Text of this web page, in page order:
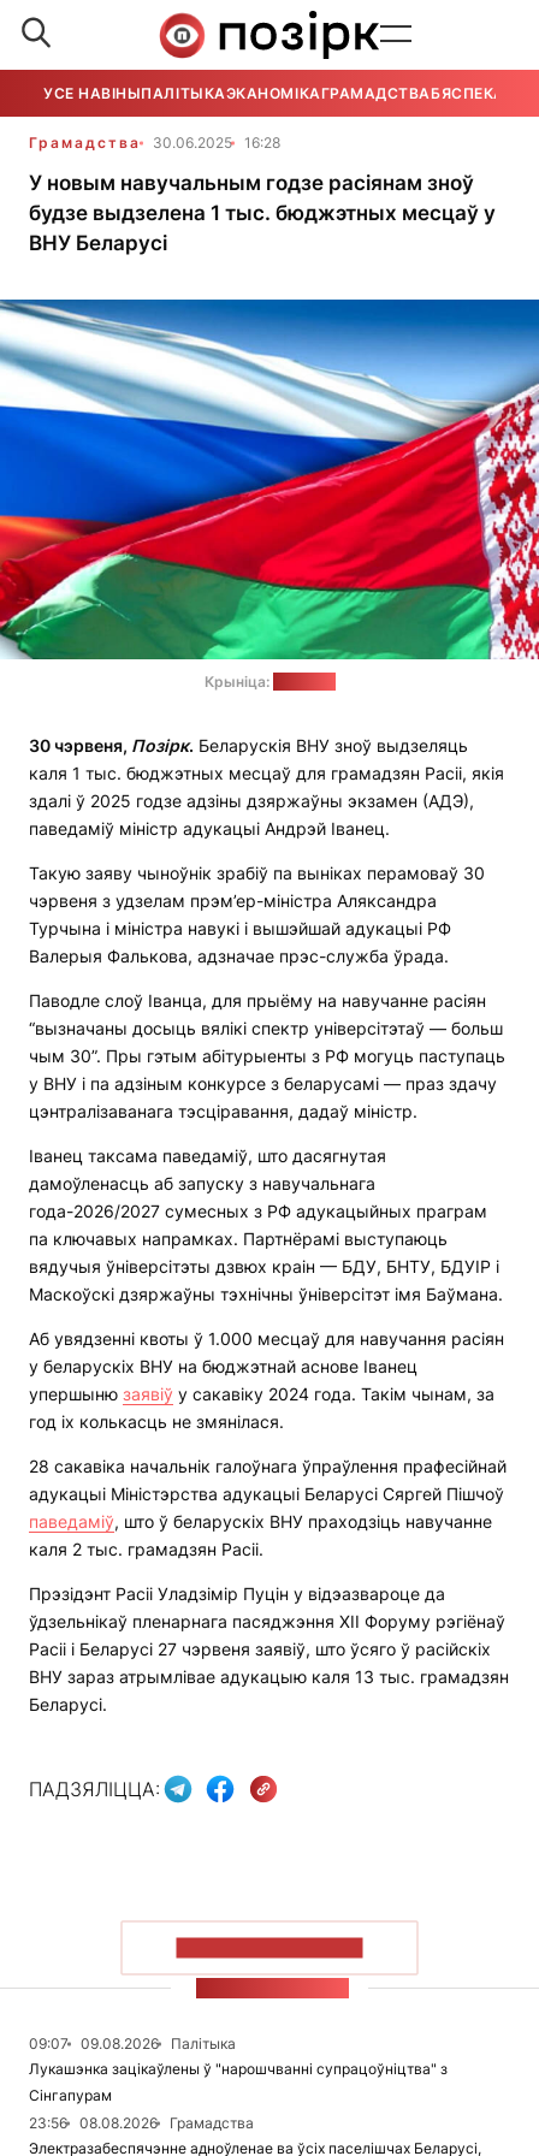
УСЕ НАВІНЫПАЛІТЫКАЭКАНОМІКАГРАМАДСТВАБЯСПЕКА
Грамадства 30.06.2025 16:28
У новым навучальным годзе расіянам зноў
будзе выдзелена 1 тыс. бюджэтных месцаў у
ВНУ Беларусі
Крыніца:
30 чэрвеня, Позірк. Беларускія ВНУ зноў выдзеляць
каля 1 тыс. бюджэтных месцаў для грамадзян Расіі, якія
здалі ў 2025 годзе адзіны дзяржаўны экзамен (АДЭ),
паведаміў міністр адукацыі Андрэй Іванец.
Такую заяву чыноўнік зрабіў па выніках перамоваў 30
чэрвеня з удзелам прэм’ер-міністра Аляксандра
Турчына і міністра навукі і вышэйшай адукацыі РФ
Валерыя Фалькова, адзначае прэс-служба ўрада.
Паводле слоў Іванца, для прыёму на навучанне расіян
“вызначаны досыць вялікі спектр універсітэтаў — больш
чым 30”. Пры гэтым абітурыенты з РФ могуць паступаць
у ВНУ і па адзіным конкурсе з беларусамі — праз здачу
цэнтралізаванага тэсціравання, дадаў міністр.
Іванец таксама паведаміў, што дасягнутая
дамоўленасць аб запуску з навучальнага
года-2026/2027 сумесных з РФ адукацыйных праграм
па ключавых напрамках. Партнёрамі выступаюць
вядучыя ўніверсітэты дзвюх краін — БДУ, БНТУ, БДУІР і
Маскоўскі дзяржаўны тэхнічны ўніверсітэт імя Баўмана.
Аб увядзенні квоты ў 1.000 месцаў для навучання расіян
у беларускіх ВНУ на бюджэтнай аснове Іванец
упершыню заявіў у сакавіку 2024 года. Такім чынам, за
год іх колькасць не змянілася.
28 сакавіка начальнік галоўнага ўпраўлення прафесійнай
адукацыі Міністэрства адукацыі Беларусі Сяргей Пішчоў
паведаміў, што ў беларускіх ВНУ праходзіць навучанне
каля 2 тыс. грамадзян Расіі.
Прэзідэнт Расіі Уладзімір Пуцін у відэазвароце да
ўдзельнікаў пленарнага пасяджэння XII Форуму рэгіёнаў
Расіі і Беларусі 27 чэрвеня заявіў, што ўсяго ў расійскіх
ВНУ зараз атрымлівае адукацыю каля 13 тыс. грамадзян
Беларусі.
ПАДЗЯЛІЦЦА:
09:07 09.08.2026
Палітыка
Лукашэнка зацікаўлены ў "нарошчванні супрацоўніцтва" з
Сінгапурам
23:56
08.08.2026
Грамадства
Электразабеспячэнне адноўленае ва ўсіх паселішчах Беларусі,